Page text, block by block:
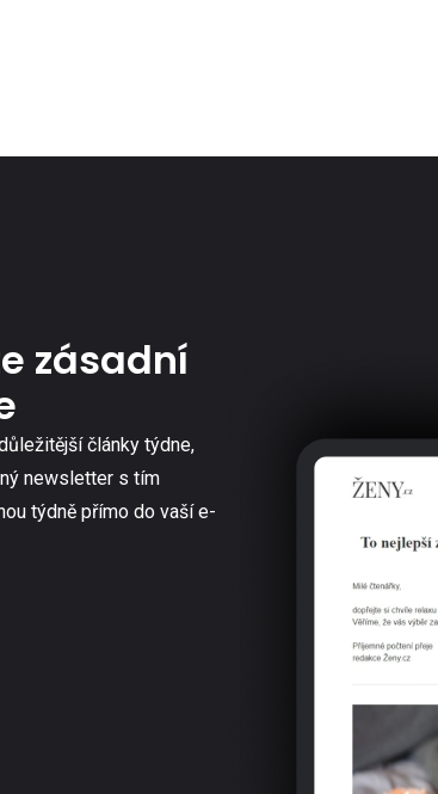
zásadní
články týdne,
newsletter s tím
týdně přímo do vaší e-